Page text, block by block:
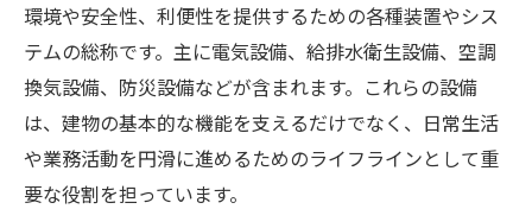
建築設備の種類から選び方までやさしく理解
建築設備 種類を知り用途に合わせて選ぶ
建築設備選びで押さえたい基礎知識とは
建築設備の定期検査が選定時の判断材料
建築設備 本や教科書で学ぶ選び方のコツ
環境や安全性、利便性を提供するための各種装置やシス
テムの総称です。主に電気設備、給排水衛生設備、空調
換気設備、防災設備などが含まれます。これらの設備
は、建物の基本的な機能を支えるだけでなく、日常生活
や業務活動を円滑に進めるためのライフラインとして重
要な役割を担っています。